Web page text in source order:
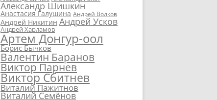
Александр Шишкин
Анастасия Галушина Андрей Волков
Андрей Никитин Андрей Усков
Андрей Харламов
Артем Донгур-оол
Борис Бычков
Валентин Баранов
Виктор Парнев
Виктор Сбитнев
Виталий Пажитнов
Виталий Семёнов